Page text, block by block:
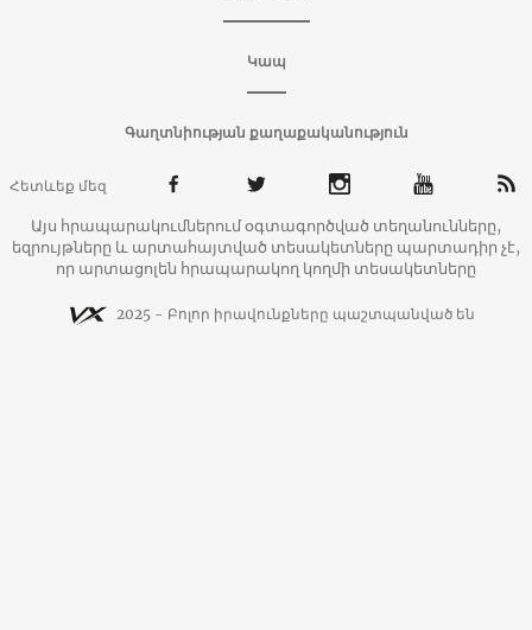
Կապ
Գաղտնիության քաղաքականություն
Հետևեք մեզ
Այս հրապարակումներում օգտագործված տեղանունները,
եզրույթները և արտահայտված տեսակետները պարտադիր չէ,
որ արտացոլեն հրապարակող կողմի տեսակետները
2025 - Բոլոր իրավունքները պաշտպանված են